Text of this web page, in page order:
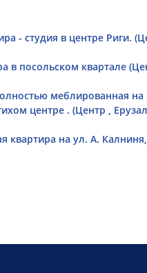
- студия в центре Риги.
в посольском квартале
меблированная
центре . (Центр ,
квартира на ул. А.